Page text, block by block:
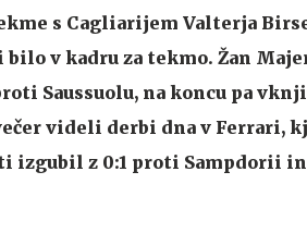
s Cagliarijem Valterja
bilo v kadru za tekmo. Žan
Saussuolu, na koncu pa
videli derbi dna v Ferrari,
izgubil z 0:1 proti Sampdorii